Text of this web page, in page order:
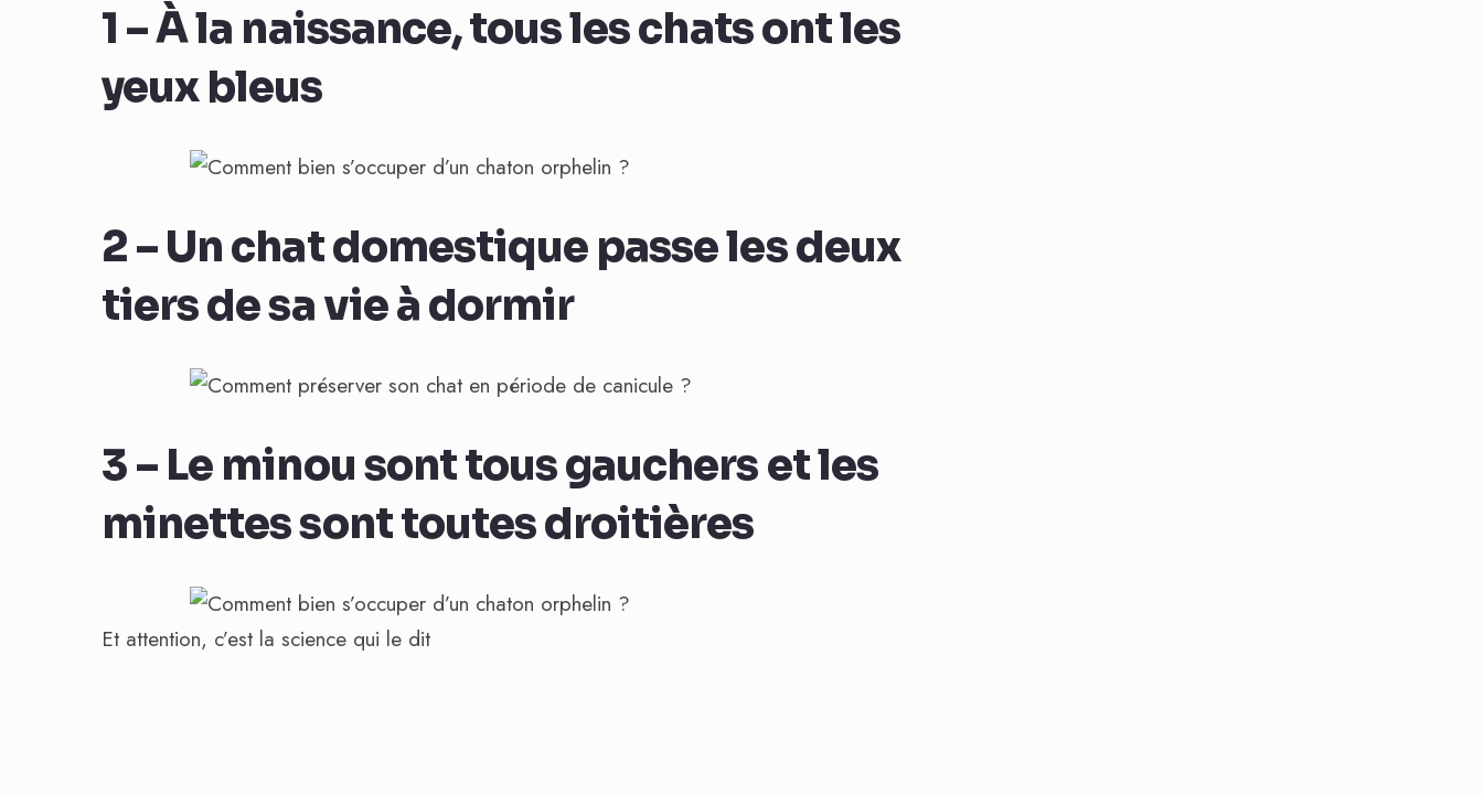
1 – À la naissance, tous les chats ont les
yeux bleus
2 – Un chat domestique passe les deux
tiers de sa vie à dormir
3 – Le minou sont tous gauchers et les
minettes sont toutes droitières
Et attention, c’est la science qui le dit